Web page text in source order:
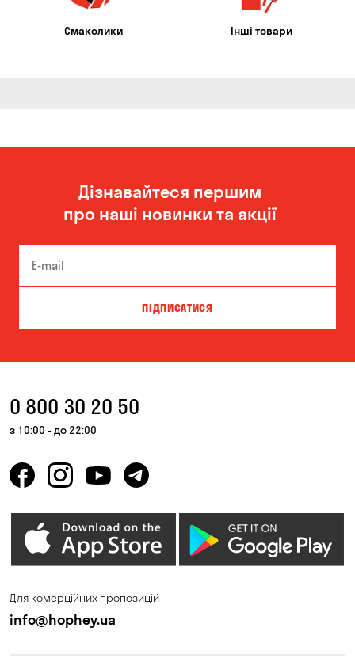
Смаколики Інші товари
Дізнавайтеся першим
про наші новинки та акції
ПІДПИСАТИСЯ
0 800 30 20 50
з 10:00 - до 22:00
Для комерційних пропозицій
info@hophey.ua